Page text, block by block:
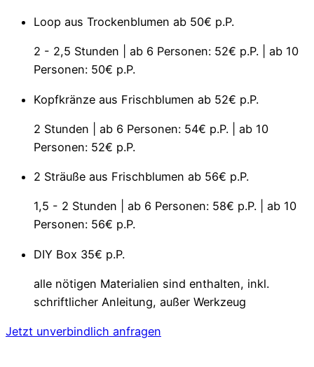
Loop aus Trockenblumen ab 50€ p.P.
2 - 2,5 Stunden | ab 6 Personen: 52€ p.P. | ab 10
Personen: 50€ p.P.
Kopfkränze aus Frischblumen ab 52€ p.P.
2 Stunden | ab 6 Personen: 54€ p.P. | ab 10
Personen: 52€ p.P.
2 Sträuße aus Frischblumen ab 56€ p.P.
1,5 - 2 Stunden | ab 6 Personen: 58€ p.P. | ab 10
Personen: 56€ p.P.
DIY Box 35€ p.P.
alle nötigen Materialien sind enthalten, inkl.
schriftlicher Anleitung, außer Werkzeug
Jetzt unverbindlich anfragen